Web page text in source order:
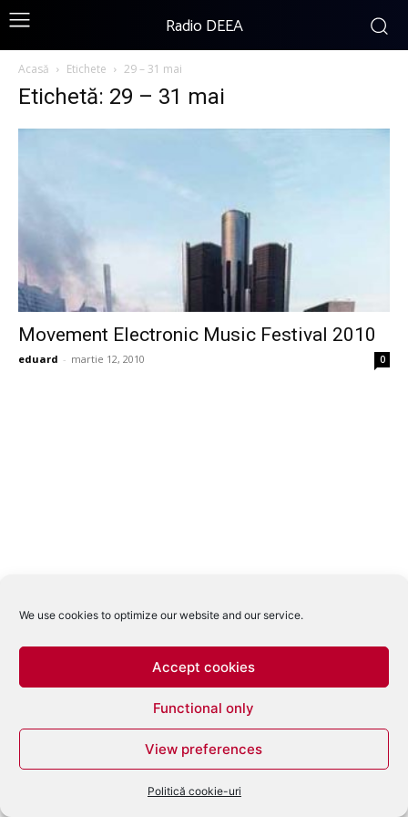
We use cookies to optimize our website and our service.
Accept cookies
Functional only
View preferences
Politică cookie-uri
Radio DEEA
Acasă Etichete 29 – 31 mai
Etichetă: 29 – 31 mai
Movement Electronic Music Festival 2010
eduard - martie 12, 2010 0